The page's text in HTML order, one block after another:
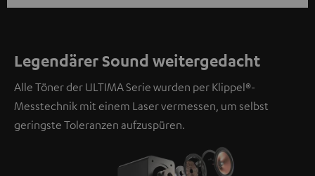
Legendärer Sound weitergedacht
Alle Töner der ULTIMA Serie wurden per Klippel®-
Messtechnik mit einem Laser vermessen, um selbst
geringste Toleranzen aufzuspüren.